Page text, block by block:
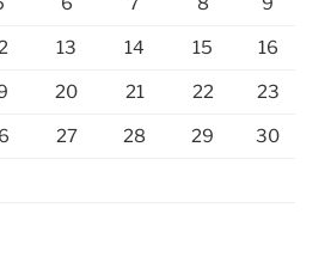
13 14 15 16
20 21 22 23
27 28 29 30